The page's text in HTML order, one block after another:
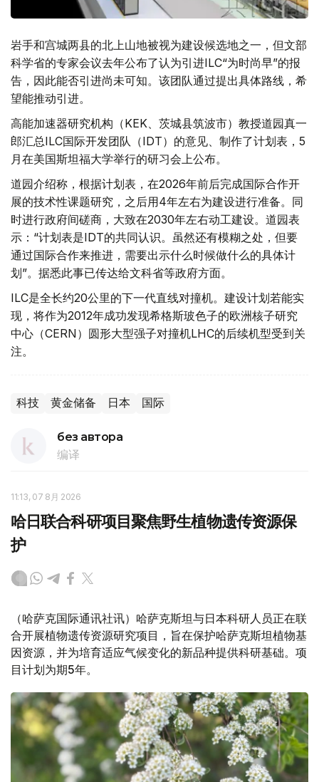
岩手和宫城两县的北上山地被视为建设候选地之一，但文部
科学省的专家会议去年公布了认为引进ILC“为时尚早”的报
告，因此能否引进尚未可知。该团队通过提出具体路线，希
望能推动引进。
高能加速器研究机构（KEK、茨城县筑波市）教授道园真一
郎汇总ILC国际开发团队（IDT）的意见、制作了计划表，5
月在美国斯坦福大学举行的研习会上公布。
道园介绍称，根据计划表，在2026年前后完成国际合作开
展的技术性课题研究，之后用4年左右为建设进行准备。同
时进行政府间磋商，大致在2030年左右动工建设。道园表
示：“计划表是IDT的共同认识。虽然还有模糊之处，但要
通过国际合作来推进，需要出示什么时候做什么的具体计
划”。据悉此事已传达给文科省等政府方面。
ILC是全长约20公里的下一代直线对撞机。建设计划若能实
现，将作为2012年成功发现希格斯玻色子的欧洲核子研究
中心（CERN）圆形大型强子对撞机LHC的后续机型受到关
注。
科技 黄金储备 日本 国际
без автора
编译
11:13, 07 8月 2026
哈日联合科研项目聚焦野生植物遗传资源保
护
（哈萨克国际通讯社讯）哈萨克斯坦与日本科研人员正在联
合开展植物遗传资源研究项目，旨在保护哈萨克斯坦植物基
因资源，并为培育适应气候变化的新品种提供科研基础。项
目计划为期5年。